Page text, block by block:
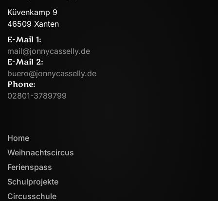
Küvenkamp 9
46509 Xanten
E-Mail 1:
mail@jonnycasselly.de
E-Mail 2:
buero@jonnycasselly.de
Phone:
02801-3789799
Home
Weihnachtscircus
Ferienspass
Schulprojekte
Circusschule